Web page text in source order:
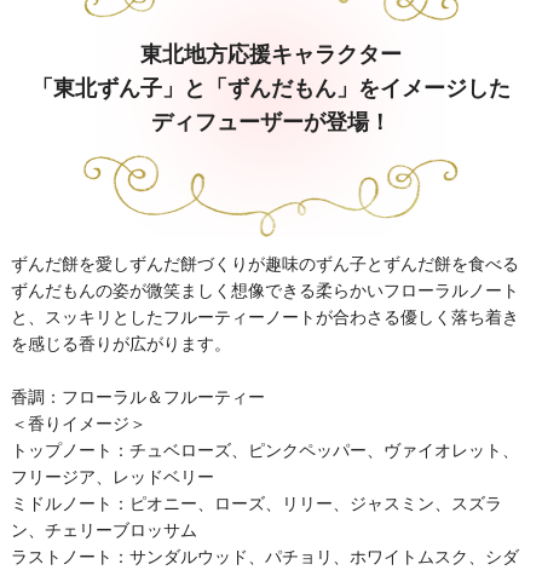
東北地方応援キャラクター
「東北ずん子」と「ずんだもん」をイメージした
ディフューザーが登場！
ずんだ餅を愛しずんだ餅づくりが趣味のずん子とずんだ餅を食べる
ずんだもんの姿が微笑ましく想像できる柔らかいフローラルノート
と、スッキリとしたフルーティーノートが合わさる優しく落ち着き
を感じる香りが広がります。
香調：フローラル＆フルーティー
＜香りイメージ＞
トップノート：チュベローズ、ピンクペッパー、ヴァイオレット、
フリージア、レッドベリー
ミドルノート：ピオニー、ローズ、リリー、ジャスミン、スズラ
ン、チェリーブロッサム
ラストノート：サンダルウッド、パチョリ、ホワイトムスク、シダ